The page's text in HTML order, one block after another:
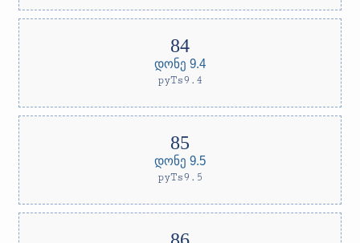
დონე 9.4
pyTs9.4
დონე 9.5
pyTs9.5